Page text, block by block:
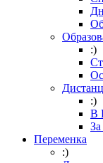
:)
:)
В
Переменка
:)